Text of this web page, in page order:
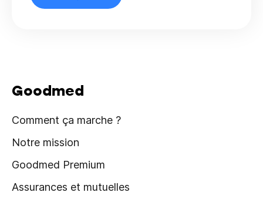
Goodmed
Comment ça marche ?
Notre mission
Goodmed Premium
Assurances et mutuelles